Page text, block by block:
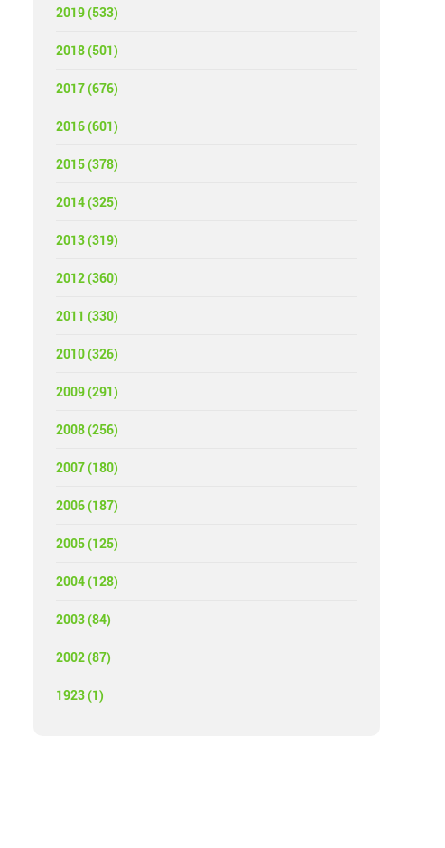
2019 (533)
2018 (501)
2017 (676)
2016 (601)
2015 (378)
2014 (325)
2013 (319)
2012 (360)
2011 (330)
2010 (326)
2009 (291)
2008 (256)
2007 (180)
2006 (187)
2005 (125)
2004 (128)
2003 (84)
2002 (87)
1923 (1)